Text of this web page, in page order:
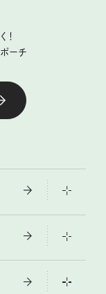
！
ーチ
ア